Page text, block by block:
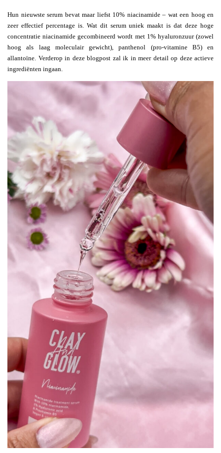
Hun nieuwste serum bevat maar liefst 10% niacinamide – wat een hoog en
zeer effectief percentage is. Wat dit serum uniek maakt is dat deze hoge
concentratie niacinamide gecombineerd wordt met 1% hyaluronzuur (zowel
hoog als laag moleculair gewicht), panthenol (pro-vitamine B5) en
allantoïne. Verderop in deze blogpost zal ik in meer detail op deze actieve
ingrediënten ingaan.